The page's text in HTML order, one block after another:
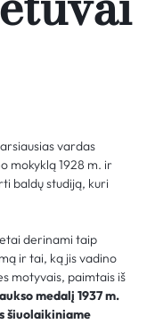
vardas
mokyklą 1928 m. ir
baldų studiją, kuri
derinami taip
ir tai, ką jis vadino
motyvais, paimtais iš
aukso medalį 1937 m.
šiuolaikiniame